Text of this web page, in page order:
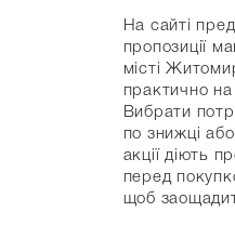
На сайті
пропозиції
місті
практично на
Вибрати
по знижці
акції діють
перед
щоб